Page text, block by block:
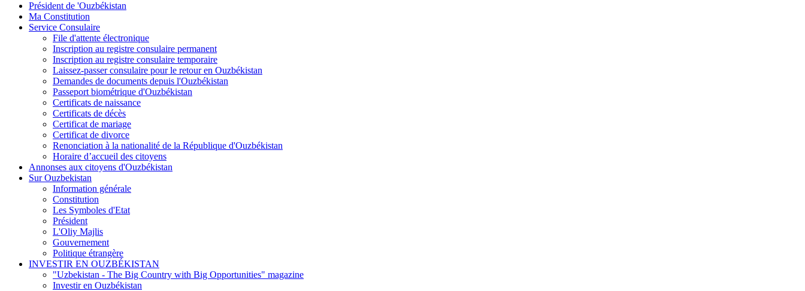
Président de 'Ouzbékistan
Ma Constitution
Service Consulaire
File d'attente électronique
Inscription au registre consulaire permanent
Inscription au registre consulaire temporaire
Laissez-passer consulaire pour le retour en Ouzbékistan
Demandes de documents depuis l'Ouzbékistan
Passeport biométrique d'Ouzbékistan
Certificats de naissance
Certificats de décès
Certificat de mariage
Certificat de divorce
Renonciation à la nationalité de la République d'Ouzbékistan
Horaire d’accueil des citoyens
Annonses aux citoyens d'Ouzbékistan
Sur Ouzbekistan
Information générale
Constitution
Les Symboles d'Etat
Président
L'Oliy Majlis
Gouvernement
Politique étrangère
INVESTIR EN OUZBÉKISTAN
"Uzbekistan - The Big Country with Big Opportunities" magazine
Investir en Ouzbékistan